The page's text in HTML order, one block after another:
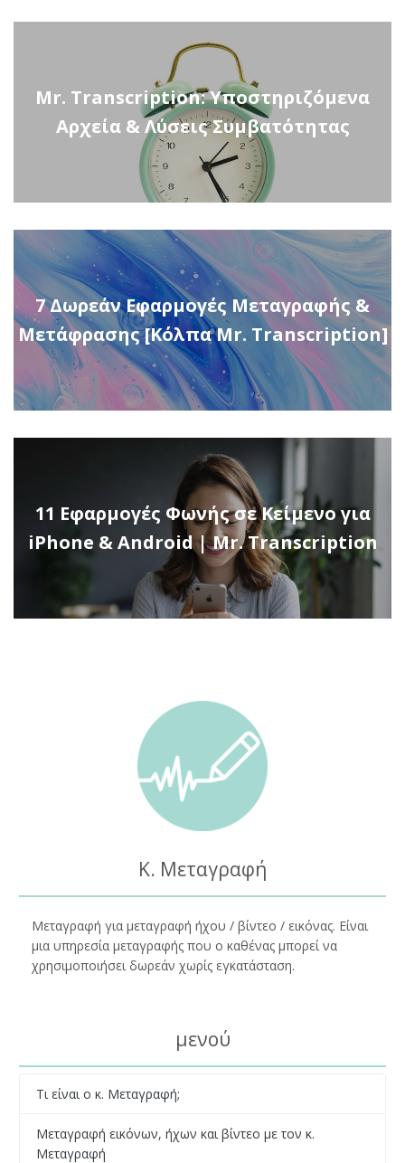
Mr. Transcription: Υποστηριζόμενα
Αρχεία & Λύσεις Συμβατότητας
7 Δωρεάν Εφαρμογές Μεταγραφής &
Μετάφρασης [Κόλπα Mr. Transcription]
11 Εφαρμογές Φωνής σε Κείμενο για
iPhone & Android | Mr. Transcription
Κ. Μεταγραφή
Μεταγραφή για μεταγραφή ήχου / βίντεο / εικόνας. Είναι
μια υπηρεσία μεταγραφής που ο καθένας μπορεί να
χρησιμοποιήσει δωρεάν χωρίς εγκατάσταση.
μενού
Τι είναι ο κ. Μεταγραφή;
Μεταγραφή εικόνων, ήχων και βίντεο με τον κ.
Μεταγραφή